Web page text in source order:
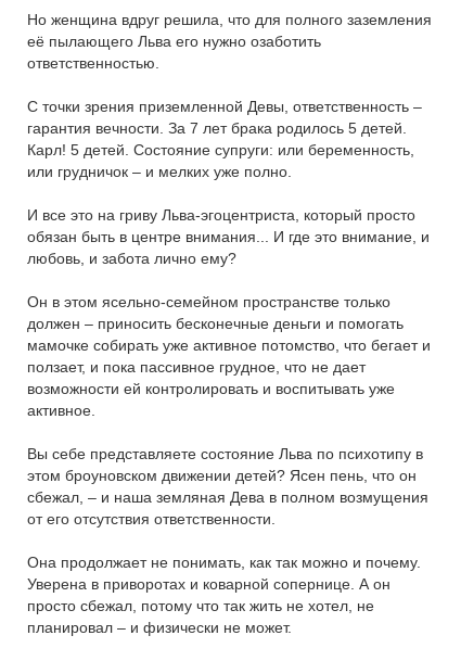
Но женщина вдруг решила, что для полного заземления
её пылающего Льва его нужно озаботить
ответственностью.
С точки зрения приземленной Девы, ответственность –
гарантия вечности. За 7 лет брака родилось 5 детей.
Карл! 5 детей. Состояние супруги: или беременность,
или грудничок – и мелких уже полно.
И все это на гриву Льва-эгоцентриста, который просто
обязан быть в центре внимания... И где это внимание, и
любовь, и забота лично ему?
Он в этом ясельно-семейном пространстве только
должен – приносить бесконечные деньги и помогать
мамочке собирать уже активное потомство, что бегает и
ползает, и пока пассивное грудное, что не дает
возможности ей контролировать и воспитывать уже
активное.
Вы себе представляете состояние Льва по психотипу в
этом броуновском движении детей? Ясен пень, что он
сбежал, – и наша земляная Дева в полном возмущения
от его отсутствия ответственности.
Она продолжает не понимать, как так можно и почему.
Уверена в приворотах и коварной сопернице. А он
просто сбежал, потому что так жить не хотел, не
планировал – и физически не может.